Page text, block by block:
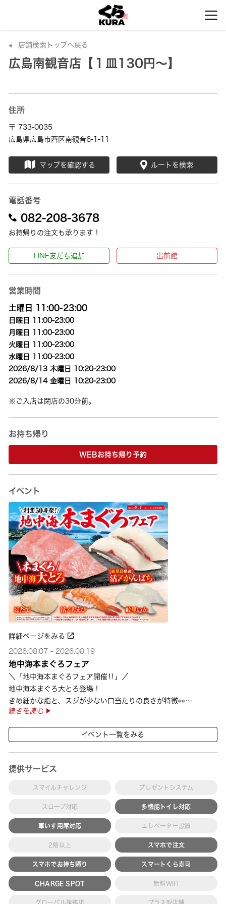
店舗検索トップへ戻る
広島南観音店【１皿130円～】
住所
〒 733-0035
広島県広島市西区南観音6-1-11
マップを確認する ルートを検索
電話番号
082-208-3678
お持帰りの注文も承ります！
LINE友だち追加 出前館
営業時間
土曜日 11:00-23:00
日曜日 11:00-23:00
月曜日 11:00-23:00
火曜日 11:00-23:00
水曜日 11:00-23:00
2026/8/13 木曜日 10:20-23:00
2026/8/14 金曜日 10:20-23:00
※ご入店は閉店の30分前。
お持ち帰り
WEBお持ち帰り予約
イベント
詳細ページをみる
2026.08.07 - 2026.08.19
地中海本まぐろフェア
＼「地中海本まぐろフェア開催‼」／
地中海本まぐろ大とろ登場！
きめ細かな脂と、スジが少ない口当たりの良さが特徴👀
さらに、鹿児島で育った高級魚【鹿児島県産活〆かんぱち】など
続きを読む
イベント一覧をみる
提供サービス
スマイルチャレンジ プレゼントシステム
スロープ対応 多機能トイレ対応
車いす用席対応 エレベーター設置
2階以上 スマホで注文
スマホでお持ち帰り スマートくら寿司
CHARGE SPOT 無料WIFI
グローバル旗艦店 プラス型店舗